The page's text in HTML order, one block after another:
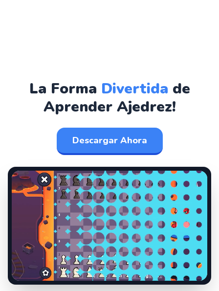
La Forma Divertida de
Aprender Ajedrez!
Descargar Ahora